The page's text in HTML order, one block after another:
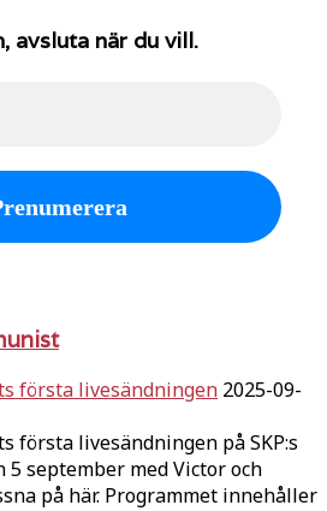
avsluta när du vill.
första livesändningen 2025-09-
första livesändningen på SKP:s
5 september med Victor och
på här. Programmet innehåller